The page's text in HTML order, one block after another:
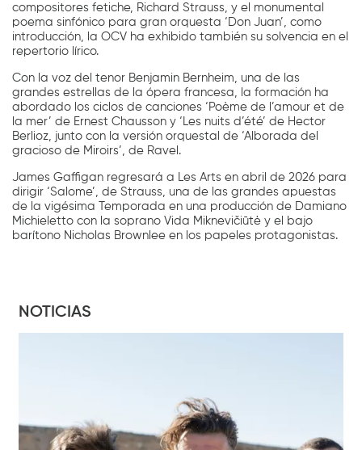
compositores fetiche, Richard Strauss, y el monumental
poema sinfónico para gran orquesta ‘Don Juan’, como
introducción, la OCV ha exhibido también su solvencia en el
repertorio lírico.
Con la voz del tenor Benjamin Bernheim, una de las
grandes estrellas de la ópera francesa, la formación ha
abordado los ciclos de canciones ‘Poème de l’amour et de
la mer’ de Ernest Chausson y ‘Les nuits d’été’ de Hector
Berlioz, junto con la versión orquestal de ‘Alborada del
gracioso de Miroirs’, de Ravel.
James Gaffigan regresará a Les Arts en abril de 2026 para
dirigir ‘Salome’, de Strauss, una de las grandes apuestas
de la vigésima Temporada en una producción de Damiano
Michieletto con la soprano Vida Miknevičiūtė y el bajo
barítono Nicholas Brownlee en los papeles protagonistas.
NOTICIAS